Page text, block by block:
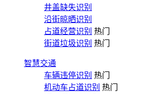
井盖缺失识别
沿街晾晒识别
占道经营识别 热门
街道垃圾识别 热门
智慧交通
车辆违停识别 热门
机动车占道识别 热门